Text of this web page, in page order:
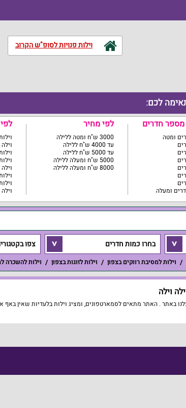
וילות פנויות לסופ"ש הקרוב
לכם:
מספר חדרים לפי מחיר
3000 ש"ח ומטה ללילה
עד 4000 ש"ח ללילה
עד 5000 ש"ח ללילה
5000 ש"ח ומעלה ללילה
8000 ש"ח ומעלה ללילה
בחרו כמות חדרים צפו
וילות למסיבת רווקים בצפון וילות לזוגות בצפון וילות להשכרה
וילה
באתר . האתר מתאים לסמארטפונים, ומציג וילות בלעדיות שאין